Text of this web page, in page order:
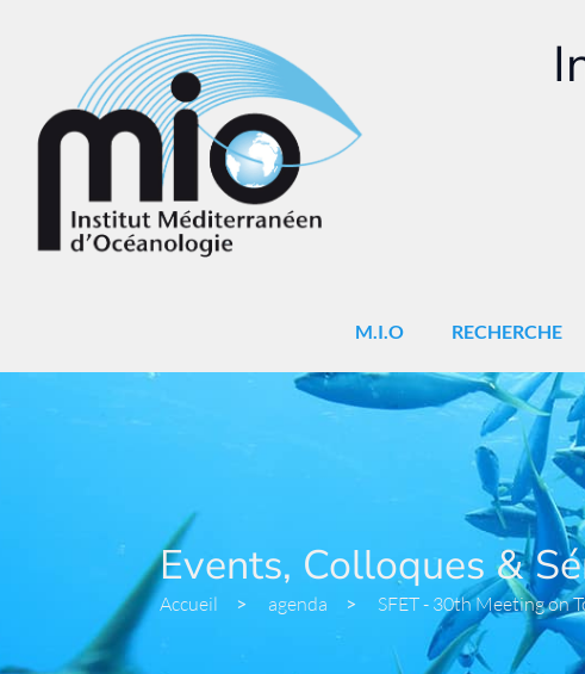
M.I.O RECHERCHE
Events, Colloques &
Accueil > agenda > SFET - 30th Meeting on